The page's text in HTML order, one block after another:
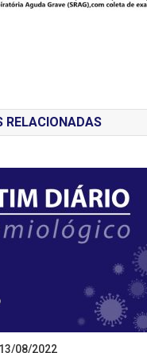
RELACIONADAS
08/2022